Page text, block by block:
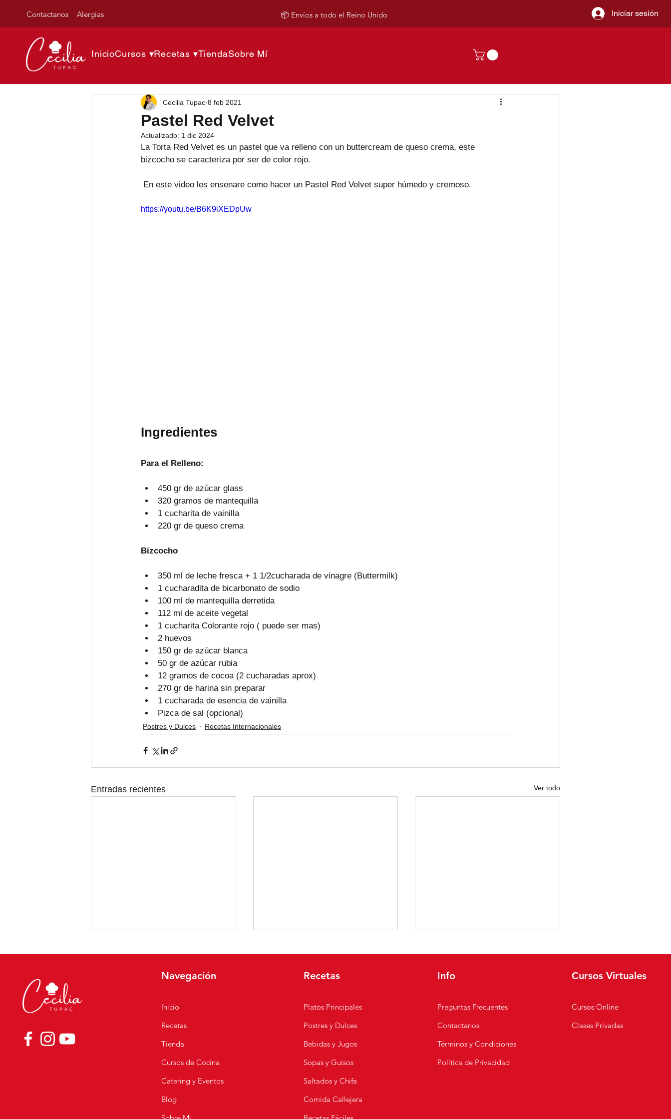
Contactanos Alergias 📦 Envíos a todo el Reino Unido Iniciar sesión
InicioCursos ▾Recetas ▾TiendaSobre Mí
Pastel Red Velvet
Cecilia Tupac 8 feb 2021
Actualizado: 1 dic 2024
La Torta Red Velvet es un pastel que va relleno con un buttercream de queso crema, este
bizcocho se caracteriza por ser de color rojo.
En este video les ensenare como hacer un Pastel Red Velvet super húmedo y cremoso.
https://youtu.be/B6K9iXEDpUw
Ingredientes
Para el Relleno:
450 gr de azúcar glass
320 gramos de mantequilla
1 cucharita de vainilla
220 gr de queso crema
Bizcocho
350 ml de leche fresca + 1 1/2cucharada de vinagre (Buttermilk)
1 cucharadita de bicarbonato de sodio
100 ml de mantequilla derretida
112 ml de aceite vegetal
1 cucharita Colorante rojo ( puede ser mas)
2 huevos
150 gr de azúcar blanca
50 gr de azúcar rubia
12 gramos de cocoa (2 cucharadas aprox)
270 gr de harina sin preparar
1 cucharada de esencia de vainilla
Pizca de sal (opcional)
Postres y Dulces Recetas Internacionales
Entradas recientes Ver todo
Bizcocho de Vainilla
Casera Perfecta para Tortas
🇵🇪 Pastel de Choclo
Picarones Peruanos |
y Zapallo
Navegación
Inicio
Recetas
Tienda
Cursos de Cocina
Catering y Eventos
Blog
Recetas
Platos Principales
Postres y Dulces
Bebidas y Jugos
Sopas y Guisos
Saltados y Chifa
Comida Callejera
Info
Preguntas Frecuentes
Contactanos
Términos y Condiciones
Política de Privacidad
Cursos Virtuales
Cursos Online
Clases Privadas